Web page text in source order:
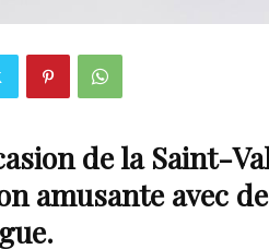
de la Saint-
amusante avec